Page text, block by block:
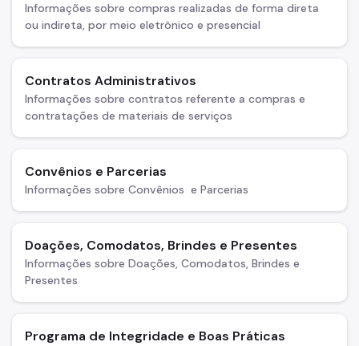
Comitê do Clima
COMFROTA-SP
Planos
Mata Atlântica
Arborização Urbana
Plano de Ação Climática
Informações sobre compras realizadas de forma direta
ou indireta, por meio eletrônico e presencial
Contratos Administrativos
Informações sobre contratos referente a compras e
contratações de materiais de serviços
Convênios e Parcerias
Informações sobre Convênios e Parcerias
Doações, Comodatos, Brindes e Presentes
Informações sobre Doações, Comodatos, Brindes e
Presentes
Programa de Integridade e Boas Práticas